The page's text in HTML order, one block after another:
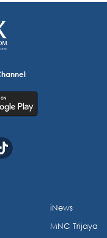
iNews
MNC Trijaya